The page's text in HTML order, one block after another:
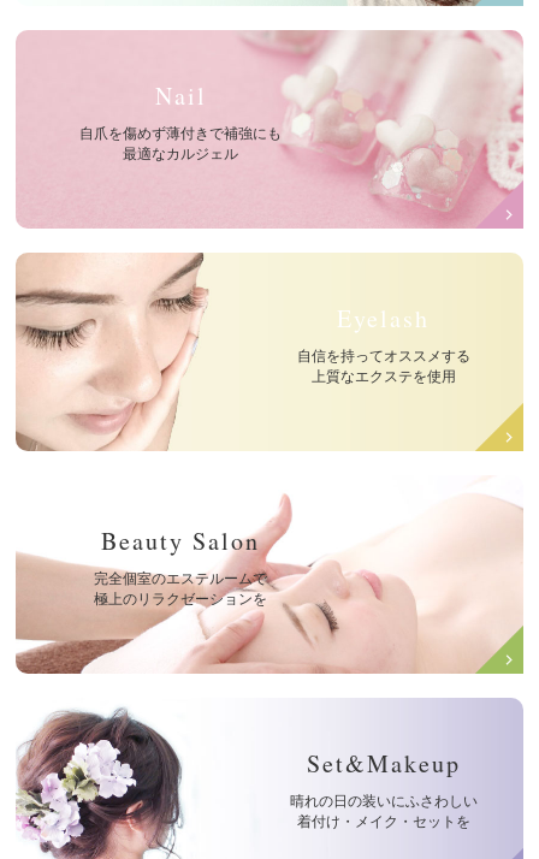
Nail
自爪を傷めず薄付きで補強にも
最適なカルジェル
Eyelash
自信を持ってオススメする
上質なエクステを使用
Beauty Salon
完全個室のエステルームで
極上のリラクゼーションを
Set&Makeup
晴れの日の装いにふさわしい
着付け・メイク・セットを